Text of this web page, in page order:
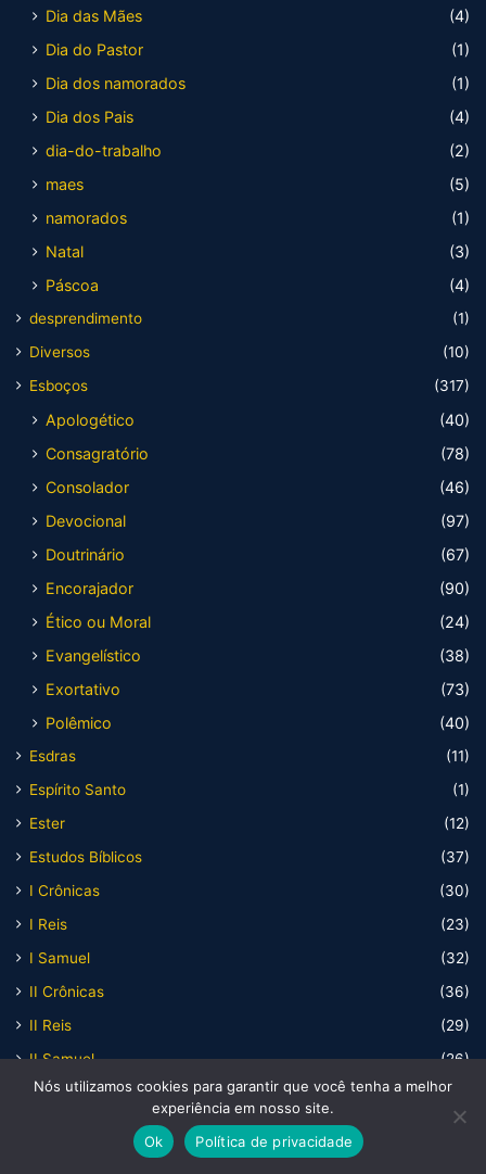
Dia das Mães
(4)
Dia do Pastor
(1)
Dia dos namorados
(1)
Dia dos Pais
(4)
dia-do-trabalho
(2)
maes
(5)
namorados
(1)
Natal
(3)
Páscoa
(4)
desprendimento
(1)
Diversos
(10)
Esboços
(317)
Apologético
(40)
Consagratório
(78)
Consolador
(46)
Devocional
(97)
Doutrinário
(67)
Encorajador
(90)
Ético ou Moral
(24)
Evangelístico
(38)
Exortativo
(73)
Polêmico
(40)
Esdras
(11)
Espírito Santo
(1)
Ester
(12)
Estudos Bíblicos
(37)
I Crônicas
(30)
I Reis
(23)
I Samuel
(32)
II Crônicas
(36)
II Reis
(29)
II Samuel
(26)
Ilustrações
(589)
(8)
Nós utilizamos cookies para garantir que você tenha a melhor
experiência em nosso site.
Ok
Política de privacidade